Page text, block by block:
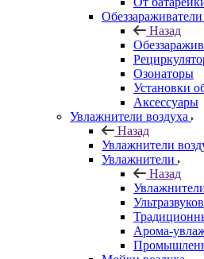
Обеззараживатели
Назад
Озонаторы
Установки
Аксессуары
Увлажнители воздуха
Назад
Увлажнители
Увлажнители
Назад
Арома-